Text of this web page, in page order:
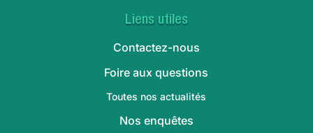
Liens utiles
Contactez-nous
Foire aux questions
Toutes nos actualités
Nos enquêtes